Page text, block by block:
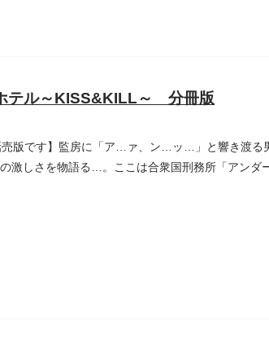
テル～KISS&KILL～ 分冊版
売版です】監房に「ア…ァ、ン…ッ…」と響き渡る
激しさを物語る…。ここは合衆国刑務所「アンダ